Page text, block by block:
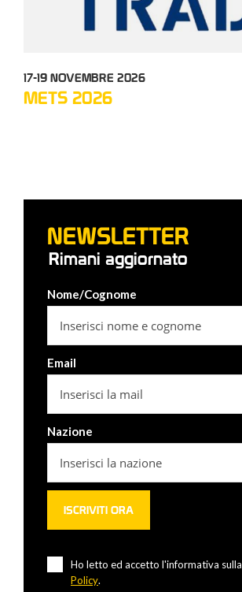
17-19 NOVEMBRE 2026
METS 2026
NEWSLETTER
Rimani aggiornato
Nome/Cognome
Email
Nazione
Ho letto ed accetto l'informativa sulla
Policy.